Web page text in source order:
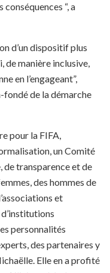
conséquences “, a
d’un dispositif plus
de manière inclusive,
en l’engageant”,
de la démarche
pour la FIFA,
un Comité
transparence et de
des hommes de
et
personnalités
des partenaires y
Elle en a profité